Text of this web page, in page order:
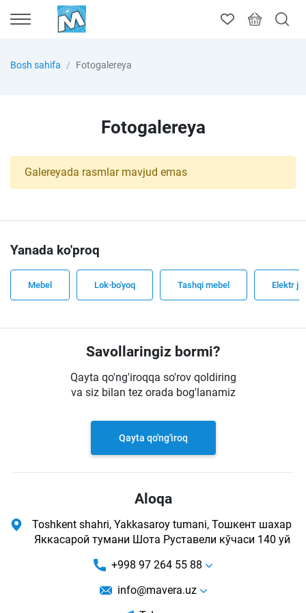
Bosh sahifa Fotogalereya
Fotogalereya
Galereyada rasmlar mavjud emas
Yanada ko'proq
Mebel Lok-bo'yoq Tashqi mebel Elektr
Savollaringiz bormi?
Qayta qo'ng'iroqqa so'rov qoldiring
va siz bilan tez orada bog'lanamiz
Qayta qo'ng'iroq
Aloqa
Toshkent shahri, Yakkasaroy tumani, Тошкент шахар
Яккасарой тумани Шота Руставели кўчаси 140 уй
+998 97 264 55 88
info@mavera.uz